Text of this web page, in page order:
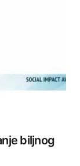
biljnog